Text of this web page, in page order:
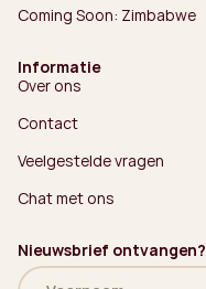
Coming Soon: Zimbabwe
Informatie
Over ons
Contact
Veelgestelde vragen
Chat met ons
Nieuwsbrief ontvangen?
Naam